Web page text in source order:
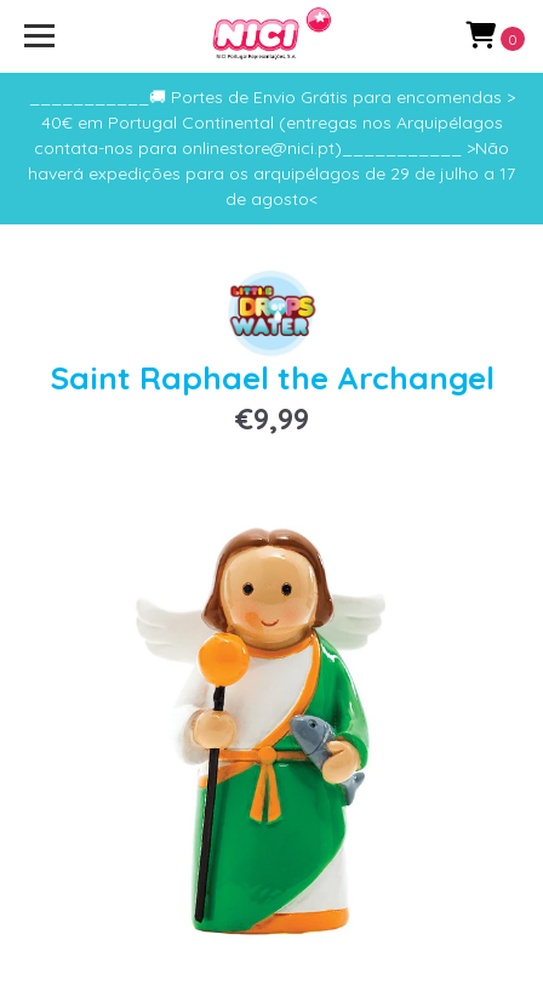
___________🚚 Portes de Envio Grátis para encomendas >
40€ em Portugal Continental (entregas nos Arquipélagos
contata-nos para onlinestore@nici.pt)___________ >Não
haverá expedições para os arquipélagos de 29 de julho a 17
de agosto<
0
Saint Raphael the Archangel
€9,99